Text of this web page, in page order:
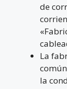
de
La
la